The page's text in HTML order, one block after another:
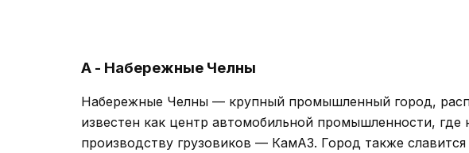
А - Набережные Челны
Набережные Челны — крупный промышленный город,
известен как центр автомобильной промышленности,
производству грузовиков — КамАЗ. Город также